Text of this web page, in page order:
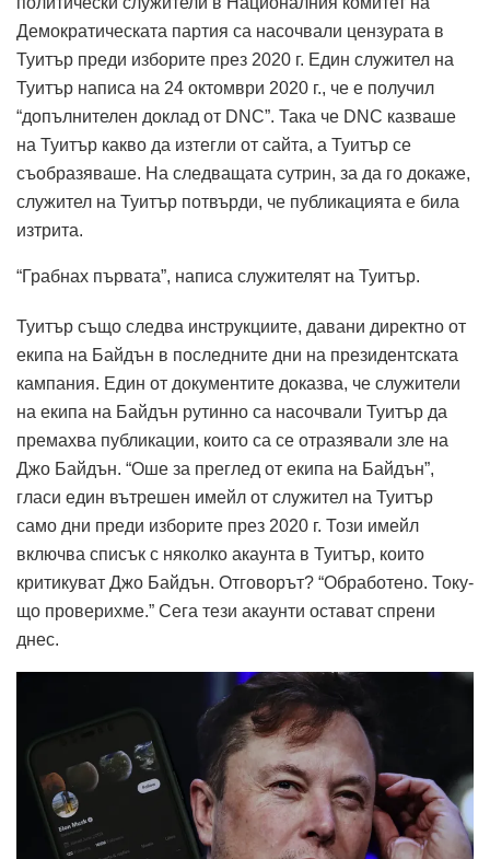
Демократическата партия са насочвали цензурата в
Туитър преди изборите през 2020 г. Един служител на
Туитър написа на 24 октомври 2020 г., че е получил
“допълнителен доклад от DNC”. Така че DNC казваше
на Туитър какво да изтегли от сайта, а Туитър се
съобразяваше. На следващата сутрин, за да го докаже,
служител на Туитър потвърди, че публикацията е била
изтрита.
“Грабнах първата”, написа служителят на Туитър.
Туитър също следва инструкциите, давани директно от
екипа на Байдън в последните дни на президентската
кампания. Един от документите доказва, че служители
на екипа на Байдън рутинно са насочвали Туитър да
премахва публикации, които са се отразявали зле на
Джо Байдън. “Оше за преглед от екипа на Байдън”,
гласи един вътрешен имейл от служител на Туитър
само дни преди изборите през 2020 г. Този имейл
включва списък с няколко акаунта в Туитър, които
критикуват Джо Байдън. Отговорът? “Обработено. Току-
що проверихме.” Сега тези акаунти остават спрени
днес.